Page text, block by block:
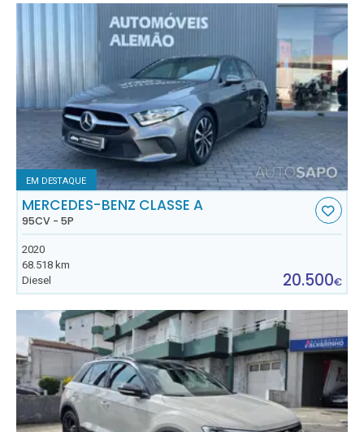
EM DESTAQUE
MERCEDES-BENZ CLASSE A
95CV - 5P
2020
68.518 km
Diesel
20.500€